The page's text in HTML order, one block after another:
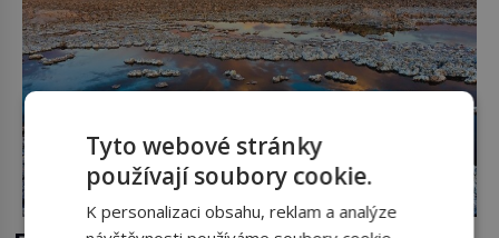
Tyto webové stránky
používají soubory cookie.
K personalizaci obsahu, reklam a analýze